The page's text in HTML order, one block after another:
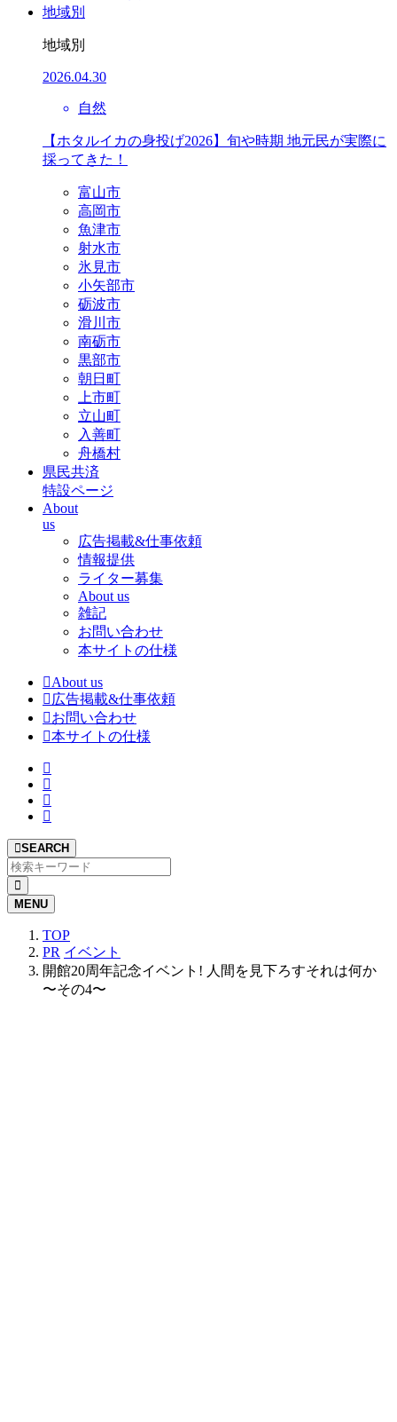
地域別
地域別
2026.04.30
自然
【ホタルイカの身投げ2026】旬や時期 地元民が実際に
採ってきた！
富山市
高岡市
魚津市
射水市
氷見市
小矢部市
砺波市
滑川市
南砺市
黒部市
朝日町
上市町
立山町
入善町
舟橋村
県民共済
特設ページ
About
us
広告掲載&仕事依頼
情報提供
ライター募集
About us
雑記
お問い合わせ
本サイトの仕様
About us
広告掲載&仕事依頼
お問い合わせ
本サイトの仕様
SEARCH
MENU
TOP
PR イベント
開館20周年記念イベント! 人間を見下ろすそれは何か
〜その4〜